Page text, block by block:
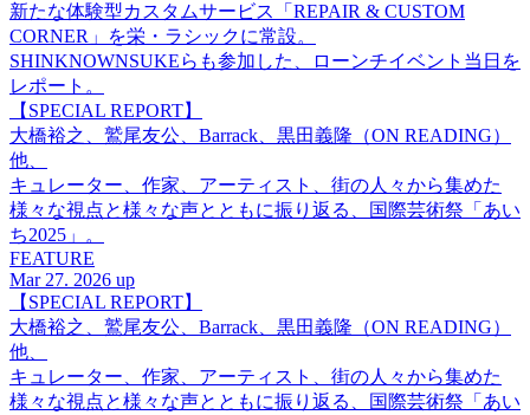
新たな体験型カスタムサービス「REPAIR & CUSTOM
CORNER」を栄・ラシックに常設。
SHINKNOWNSUKEらも参加した、ローンチイベント当日を
レポート。
【SPECIAL REPORT】
大橋裕之、鷲尾友公、Barrack、黒田義隆（ON READING）
他、
キュレーター、作家、アーティスト、街の人々から集めた
様々な視点と様々な声とともに振り返る、国際芸術祭「あい
ち2025」。
FEATURE
Mar 27. 2026 up
【SPECIAL REPORT】
大橋裕之、鷲尾友公、Barrack、黒田義隆（ON READING）
他、
キュレーター、作家、アーティスト、街の人々から集めた
様々な視点と様々な声とともに振り返る、国際芸術祭「あい